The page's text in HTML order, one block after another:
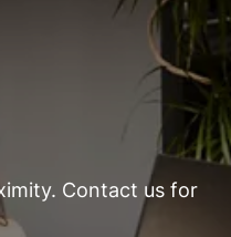
Contact us for